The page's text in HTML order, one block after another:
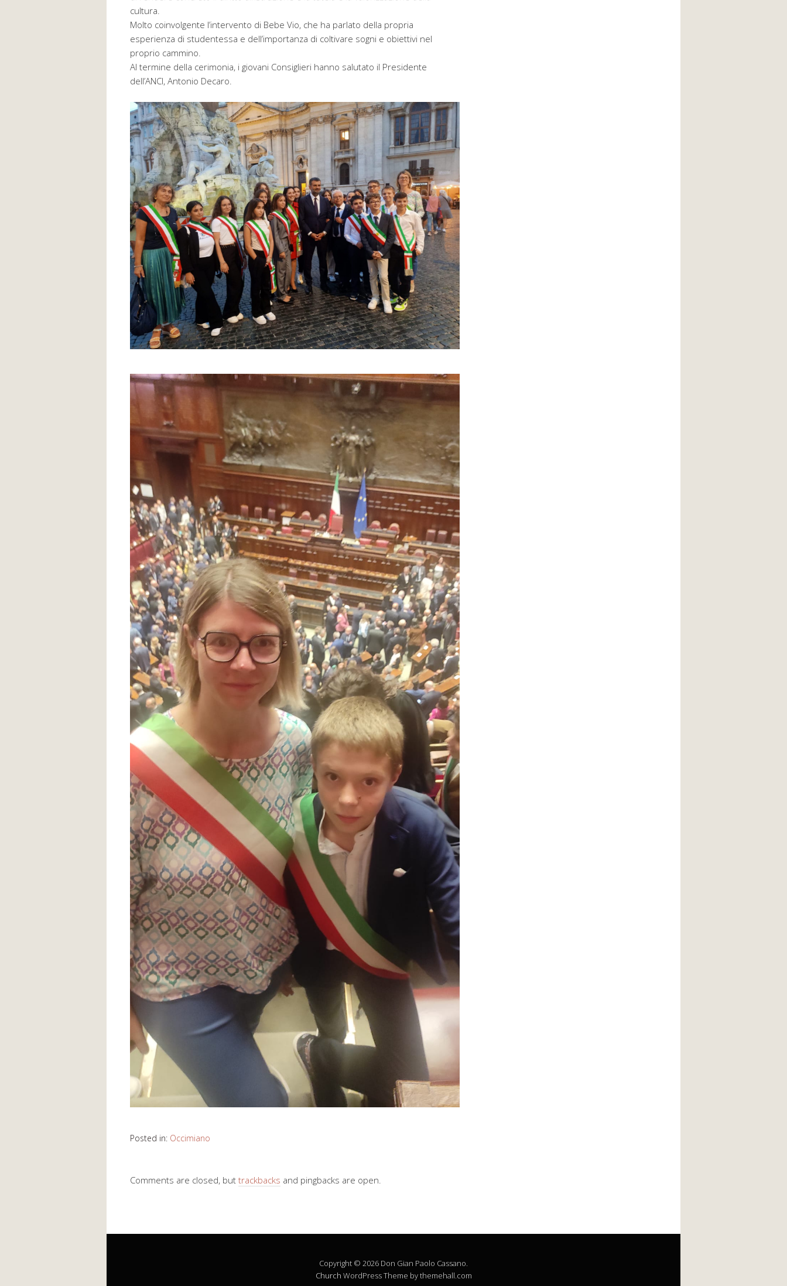
cultura.
Molto coinvolgente l’intervento di Bebe Vio, che ha parlato della propria
esperienza di studentessa e dell’importanza di coltivare sogni e obiettivi nel
proprio cammino.
Al termine della cerimonia, i giovani Consiglieri hanno salutato il Presidente
dell’ANCI, Antonio Decaro.
Posted in: Occimiano
Comments are closed, but trackbacks and pingbacks are open.
Copyright © 2026 Don Gian Paolo Cassano.
Church WordPress Theme by themehall.com